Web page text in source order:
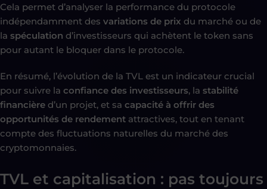
Cela permet d’analyser la performance du protocole
indépendamment des variations de prix du marché ou de
la spéculation d’investisseurs qui achètent le token sans
pour autant le bloquer dans le protocole.
En résumé, l’évolution de la TVL est un indicateur crucial
pour suivre la confiance des investisseurs, la stabilité
financière d’un projet, et sa capacité à offrir des
opportunités de rendement attractives, tout en tenant
compte des fluctuations naturelles du marché des
cryptomonnaies.
TVL et capitalisation : pas toujours